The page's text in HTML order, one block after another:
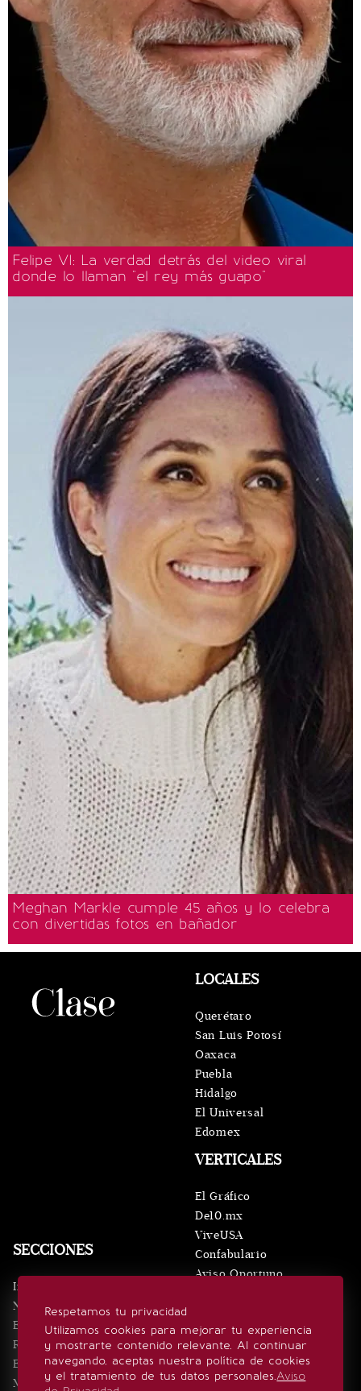
Felipe VI: La verdad detrás del video viral
donde lo llaman "el rey más guapo"
Meghan Markle cumple 45 años y lo celebra
con divertidas fotos en bañador
Respetamos tu privacidad
Utilizamos cookies para mejorar tu experiencia
y mostrarte contenido relevante. Al continuar
navegando, aceptas nuestra política de cookies
y el tratamiento de tus datos personales.Aviso
SECCIONES
Inicio
Noticias
Eventos
Realeza
Estilo de vida
Minuto x Minuto
VERTICALES
El Gráfico
De10.mx
ViveUSA
Confabulario
Aviso Oportuno
LOCALES
Querétaro
San Luis Potosí
Oaxaca
Puebla
Hidalgo
El Universal
Edomex
SÍGUENOS